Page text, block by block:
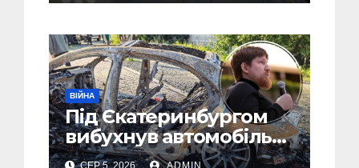
ВІЙНА
Під Єкатеринбургом
вибухнув автомобіль
голови компанії-
СЕР 5, 2026 ADMIN